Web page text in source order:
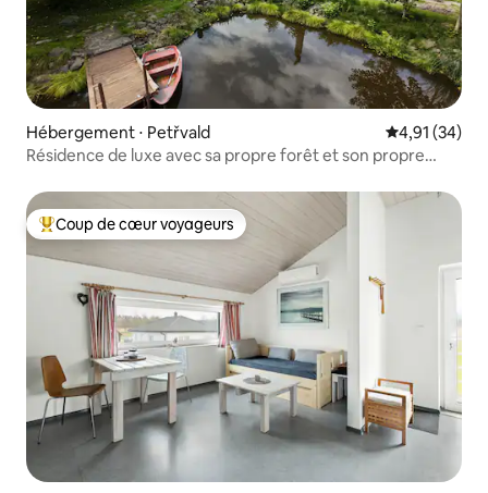
Hébergement ⋅ Petřvald Évaluation
4,91 (34)
Résidence de luxe avec sa propre forêt et son propre
Coups de cœur voyageurs les plus appréciés
Coup de cœur voyageurs